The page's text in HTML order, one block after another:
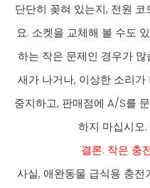
단단히 꽂혀 있는지, 전원
요. 소켓을 교체해 볼 수도
하는 작은 문제인 경우가
새가 나거나, 이상한 소리
중지하고, 판매점에 A/S를
하지 마십시오
결론: 작은 충
사실, 애완동물 급식용 충